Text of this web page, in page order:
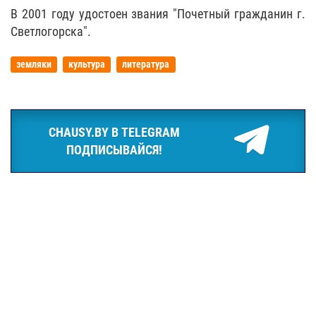
В 2001 году удостоен звания "Почетный гражданин г.
Светлогорска".
земляки культура литература
CHAUSY.BY В TELEGRAM
ПОДПИСЫВАЙСЯ!